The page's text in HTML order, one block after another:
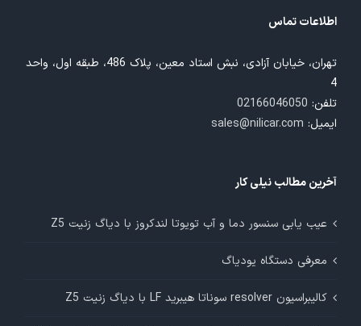
اطلاعات تماس
تهران، خیابان آزادی، نبش استاد معین، پلاک 486، طبقه اول، واحد
4
تلفن: 02166046050
ایمیل: sales@nilicar.com
آخرین مطالب نیلی کار
عیب یابی سنسور دما و آب تویوتا لندکروز با دیاگ زنیت Z5
معرفی دستگاه یودیاگ
کالیبراسیون resolver سوناتا هیبرید LF با دیاگ زنیت Z5